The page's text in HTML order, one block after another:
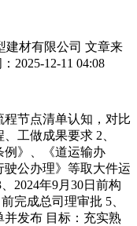
建材有限公司 文章来
2025-12-11 04:08
节点清单认知，对比
工做成果要求 2、
例》、《道运输办
公办理》等取大件运
2024年9月30日前构
完成总司理审批 5、
并发布 目标：充实熟